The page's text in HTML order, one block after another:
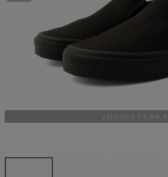
VN000EYEBKA